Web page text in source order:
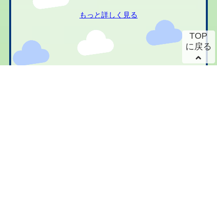
もっと詳しく見る
TOP
に戻る